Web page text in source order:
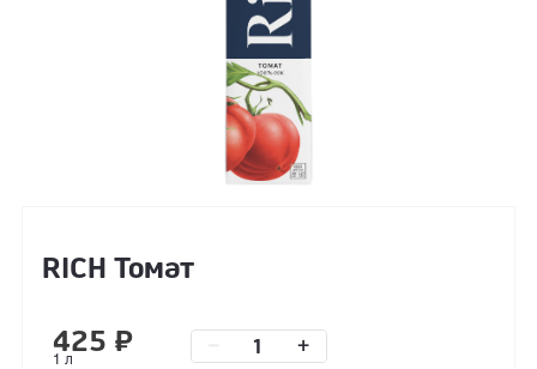
RICH Томат
425 ₽
1 л
+